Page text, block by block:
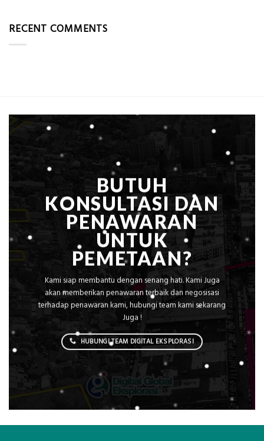
Kerja,
Bowplank
Hasil
Akurat
RECENT COMMENTS
BUTUH
KONSULTASI DAN
PENAWARAN
UNTUK
PEMETAAN?
Kami siap membantu dengan senang hati. Kami Juga
akan memberikan penawaran terbaik dan negosisasi
terhadap penawaran kami, hubungi team kami sekarang
Juga !
HUBUNGI TEAM DIGITAL EKSPLORASI